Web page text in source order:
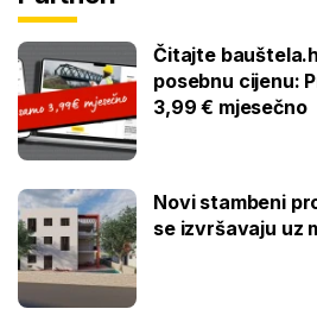
Čitajte
posebnu cijenu:
3,99 € mjesečno
Novi stambeni
se izvršavaju uz